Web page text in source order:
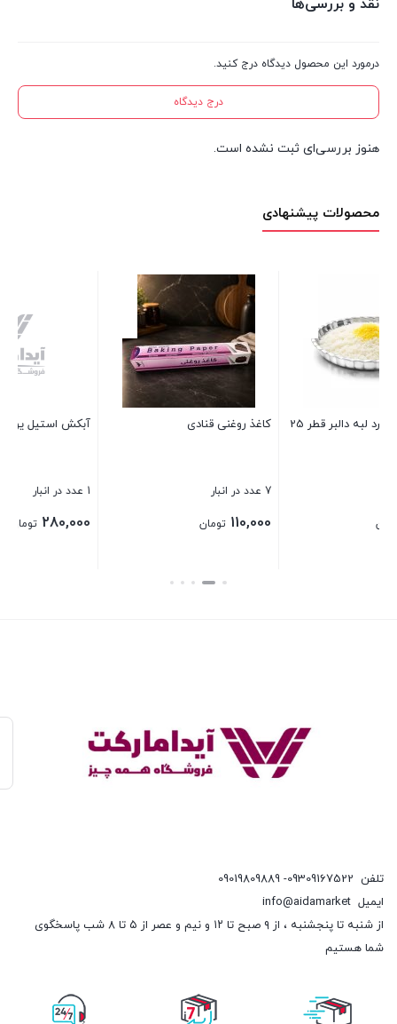
نقد و بررسی‌ها
درمورد این محصول دیدگاه درج کنید.
درج دیدگاه
هنوز بررسی‌ای ثبت نشده است.
محصولات پیشنهادی
آبکش استيل يونيک سايز 24
تومان
(لانچ باکس) ظرف غذا استیل 2079
تومان
تلفن 09309167522- 09019809889
ایمیل info@aidamarket
از شنبه تا پنجشنبه ، از ۹ صبح تا ۱۲ و نیم و عصر از ۵ تا ۸ شب پاسخگوی
شما هستیم